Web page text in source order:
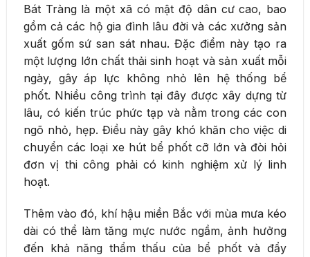
Bát Tràng là một xã có mật độ dân cư cao, bao
gồm cả các hộ gia đình lâu đời và các xưởng sản
xuất gốm sứ san sát nhau. Đặc điểm này tạo ra
một lượng lớn chất thải sinh hoạt và sản xuất mỗi
ngày, gây áp lực không nhỏ lên hệ thống bể
phốt. Nhiều công trình tại đây được xây dựng từ
lâu, có kiến trúc phức tạp và nằm trong các con
ngõ nhỏ, hẹp. Điều này gây khó khăn cho việc di
chuyển các loại xe hút bể phốt cỡ lớn và đòi hỏi
đơn vị thi công phải có kinh nghiệm xử lý linh
hoạt.
Thêm vào đó, khí hậu miền Bắc với mùa mưa kéo
dài có thể làm tăng mực nước ngầm, ảnh hưởng
đến khả năng thẩm thấu của bể phốt và đẩy